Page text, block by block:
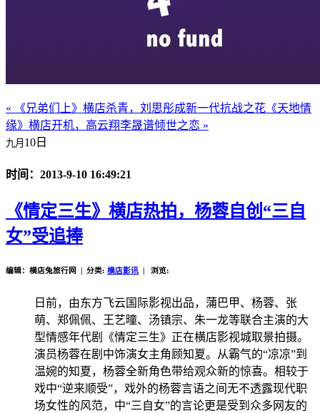
« 《兄弟们上》横店杀青，刘思彤成新一代抗战之花 《天地情
缘》横店开机，高云翔李晟谱倾世之恋 »
九月 10日
时间：2013-9-10 16:49:21
《情定三生》横店热拍，杨蓉自创“三自
女”受追捧
编辑：横店兔旅行网 | 分类: 横店影讯 | 浏览:
日前，由东方飞云国际影视出品，蒲巴甲、杨蓉、张
萌、郑佩佩、王艺曈、汤镇宗、朱一龙等联合主演的大
型情感年代剧《情定三生》正在横店影视城取景拍摄。
演员杨蓉在剧中饰演女主角顾知夏。从霸气的“凉凉”到
温婉的知夏，杨蓉全新角色带给观众新的惊喜。相较于
戏中“逆来顺受”，戏外的杨蓉言语之间无不透露现代职
场女性的风范，中“三自女”的言论更是受到众多网友的